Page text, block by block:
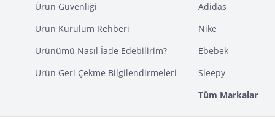
Ürün Güvenliği
Ürün Kurulum Rehberi
Ürünümü Nasıl İade Edebilirim?
Ürün Geri Çekme Bilgilendirmeleri
Adidas
Nike
Ebebek
Sleepy
Tüm Markalar